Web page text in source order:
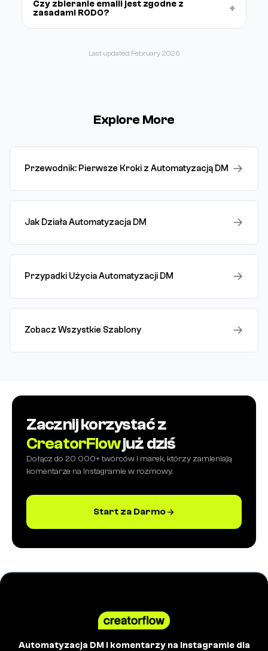
Czy zbieranie emaili jest zgodne z
zasadami RODO?
+
Last updated: February 2026
Explore More
Przewodnik: Pierwsze Kroki z Automatyzacją DM →
Jak Działa Automatyzacja DM →
Przypadki Użycia Automatyzacji DM →
Zobacz Wszystkie Szablony →
Zacznij korzystać z
CreatorFlowjuż dziś
Dołącz do 20 000+ twórców i marek, którzy zamieniają
komentarze na Instagramie w rozmowy.
Start za Darmo
Automatyzacja DM i komentarzy na Instagramie dla